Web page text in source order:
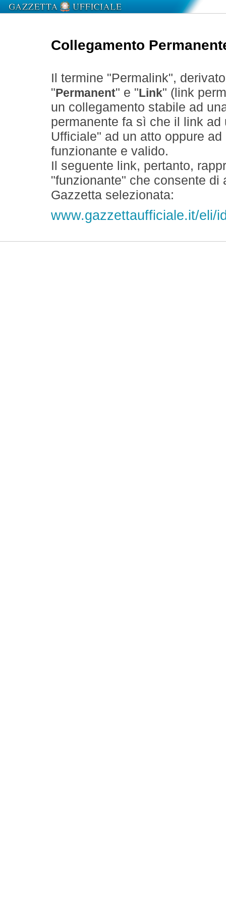
Collegamento
Il termine "Permalink",
" Permanent" e " Link" (link
un collegamento stabile ad
permanente fa sì che il link
Ufficiale" ad un atto oppure
funzionante e valido.
Il seguente link, pertanto,
"funzionante" che consente
Gazzetta selezionata:
www.gazzettaufficiale.it/eli/